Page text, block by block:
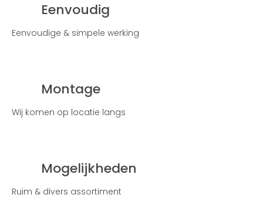
Eenvoudig
Eenvoudige & simpele werking
Montage
Wij komen op locatie langs
Mogelijkheden
Ruim & divers assortiment